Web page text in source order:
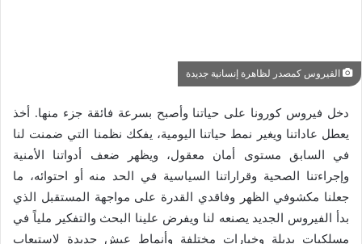
الفيروس كمصدر لظاهرة إنسانية جديدة
دخل فيروس كورونا على حياتنا وأصبح بسرعة فائقة جزء منها. أخذ
يعطل عاداتنا ويغير نمط حياتنا اليومية، يفكك نظمنا التي ضمنت لنا
في السابق مستوى أمان معقول، ويظهر ضعف أدواتنا الأمنية
وإجراءتنا الصحية وقراراتنا السياسية في الحد منه أو احتوائه، ما
جعلنا مكشوفي الظهر وفاقدي القدرة على مواجهة المستقبل الذي
بدأ الفيروس الجديد يصنعه لنا ويفرض علينا البحث والتفكير ملياً في
مسلكيات بديلة وخيارات مختلفة وأنماط عيش جديدة لاستيعاب